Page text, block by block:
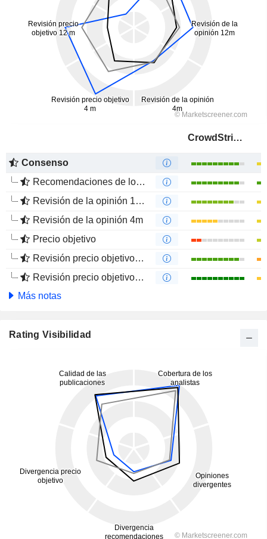
CrowdStrike Holdings, Inc.
Consenso
Recomendaciones de los Analistas
Revisión de la opinión 12m
Revisión de la opinión 4m
Precio objetivo
Revisión precio objetivo 12 m
Revisión precio objetivo 4 m
Más notas
Rating Visibilidad